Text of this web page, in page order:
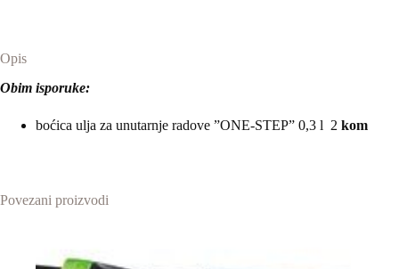
Opis
Obim isporuke:
boćica ulja za unutarnje radove ”ONE-STEP” 0,3 l 2 kom
Povezani proizvodi